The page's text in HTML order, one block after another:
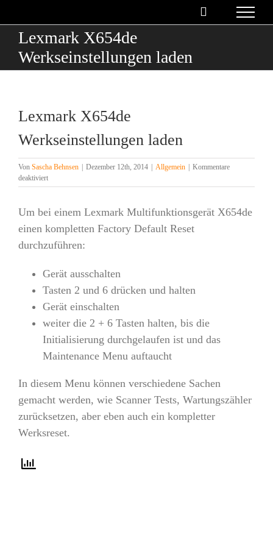
Inhalt
springenLexmark X654de
Werkseinstellungen laden
Lexmark X654de
Werkseinstellungen laden
Von Sascha Behnsen Dezember 12th, 2014 Allgemein
Kommentare
deaktiviertfür
Lexmark
Werkseinstellungen
Um bei einem Lexmark Multifunktionsgerät X654de
einen kompletten Factory Default Reset
durchzuführen:
Gerät ausschalten
Tasten 2 und 6 drücken und halten
Gerät einschalten
weiter die 2 + 6 Tasten halten, bis die
Initialisierung durchgelaufen ist und das
Maintenance Menu auftaucht
In diesem Menu können verschiedene Sachen
gemacht werden, wie Scanner Tests, Wartungszähler
zurücksetzen, aber eben auch ein kompletter
Werksreset.